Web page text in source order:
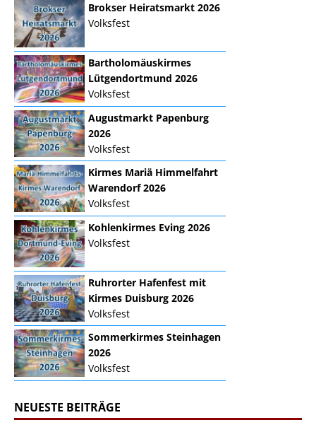
Brokser Heiratsmarkt 2026
Volksfest
Bartholomäuskirmes
Lütgendortmund 2026
Volksfest
Augustmarkt Papenburg
2026
Volksfest
Kirmes Mariä Himmelfahrt
Warendorf 2026
Volksfest
Kohlenkirmes Eving 2026
Volksfest
Ruhrorter Hafenfest mit
Kirmes Duisburg 2026
Volksfest
Sommerkirmes Steinhagen
2026
Volksfest
NEUESTE BEITRÄGE